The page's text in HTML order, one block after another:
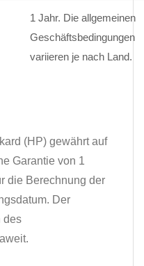
1 Jahr. Die allgemeinen
Geschäftsbedingungen
variieren je nach Land.
(HP) gewährt auf
Garantie von 1
die Berechnung der
Der
des